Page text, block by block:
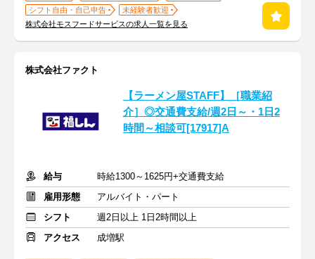
シフト自由・自己申告
未経験者歓迎
株式会社モスフードサービスの求人一覧を見る
株式会社ファクト
【ラーメン屋STAFF】［職業紹
介］◎交通費支給/週2日～・1日2
時間～相談可[17917]A
給与
時給1300～1625円+交通費支給
雇用形態
アルバイト・パート
シフト
週2日以上 1日2時間以上
アクセス
成増駅